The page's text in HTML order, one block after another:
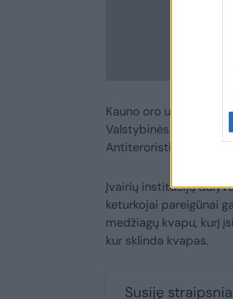
Kauno oro uoste
Valstybinės sienos
Antiteroristinių
Įvairių institucijų
keturkojai pareigūnai
medžiagų kvapu, kurį
kur sklinda kvapas.
Susiję